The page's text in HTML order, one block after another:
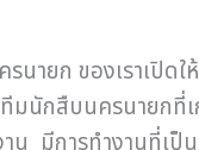
นายก ของเราเปิดใ
มนักสืบนครนายกที่
น มีการทำงานที่เป็